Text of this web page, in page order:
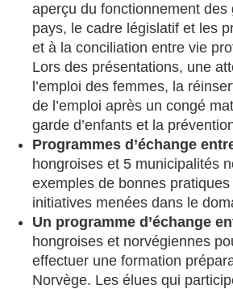
aperçu du fonctionnement
pays, le cadre législatif et les
et à la conciliation entre vie
Lors des présentations, une
l’emploi des femmes, la
de l’emploi après un congé
garde d’enfants et la
Programmes d’échange
hongroises et 5 municipalités
exemples de bonnes
initiatives menées dans le
Un programme d’échange
hongroises et norvégiennes
effectuer une formation
Norvège. Les élues qui